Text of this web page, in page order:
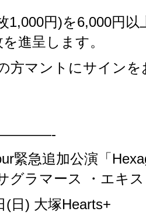
1,000円)を6,000円以
進呈します。
方マントにサイン
緊急追加公演「
グラマース ・エキ
(日) 大塚Hearts+